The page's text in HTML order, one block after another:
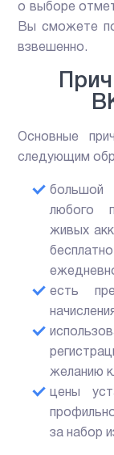
о выборе
Вы сможете
взвешенно.
Основные
следующим
большой
любого
живых
есть
желанию
цены
за набор